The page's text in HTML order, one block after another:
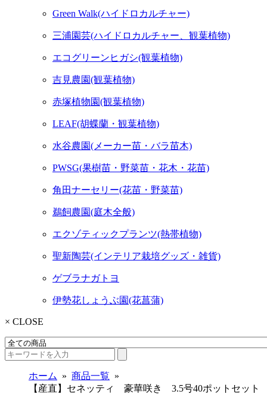
Green Walk(ハイドロカルチャー)
三浦園芸(ハイドロカルチャー、観葉植物)
エコグリーンヒガシ(観葉植物)
吉見農園(観葉植物)
赤塚植物園(観葉植物)
LEAF(胡蝶蘭・観葉植物)
水谷農園(メーカー苗・バラ苗木)
PWSG(果樹苗・野菜苗・花木・花苗)
角田ナーセリー(花苗・野菜苗)
鵜飼農園(庭木全般)
エクゾティックプランツ(熱帯植物)
聖新陶芸(インテリア栽培グッズ・雑貨)
ゲブラナガトヨ
伊勢花しょうぶ園(花菖蒲)
× CLOSE
ホーム
商品一覧
【産直】セネッティ 豪華咲き 3.5号40ポットセット